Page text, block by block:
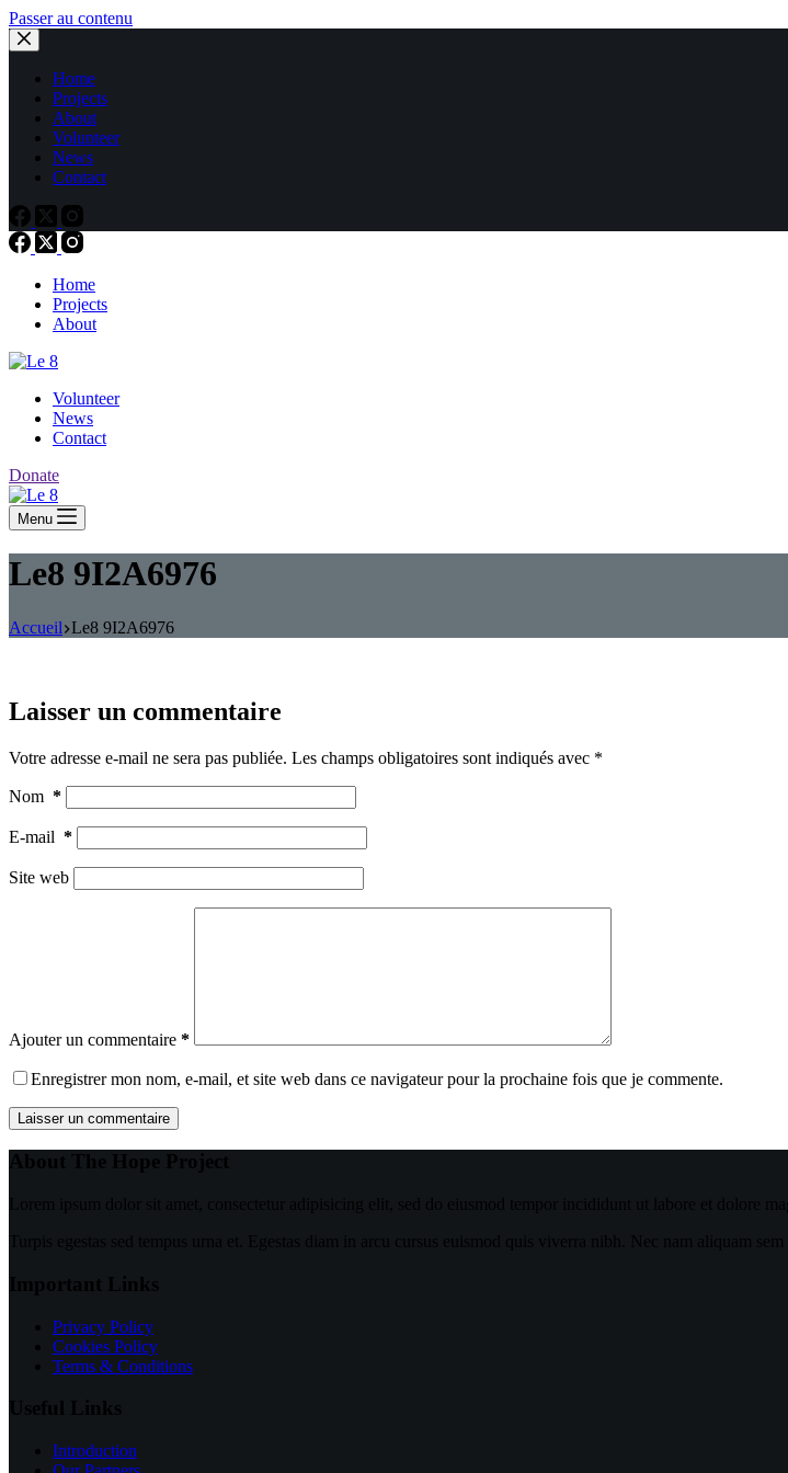
Passer au contenu
Home
Projects
About
Volunteer
News
Contact
Home
Projects
About
Volunteer
News
Contact
Donate
Menu
Le8 9I2A6976
Accueil Le8 9I2A6976
Laisser un commentaire
Votre adresse e-mail ne sera pas publiée. Les champs obligatoires sont indiqués avec *
Nom *
E-mail *
Site web
Ajouter un commentaire *
Enregistrer mon nom, e-mail, et site web dans ce navigateur pour la prochaine fois que je commente.
Laisser un commentaire
About The Hope Project
Lorem ipsum dolor sit amet, consectetur adipisicing elit, sed do eiusmod tempor incididunt ut labore et dolore
Turpis egestas sed tempus urna et. Egestas diam in arcu cursus euismod quis viverra nibh. Nec nam aliquam
Important Links
Privacy Policy
Cookies Policy
Terms & Conditions
Useful Links
Introduction